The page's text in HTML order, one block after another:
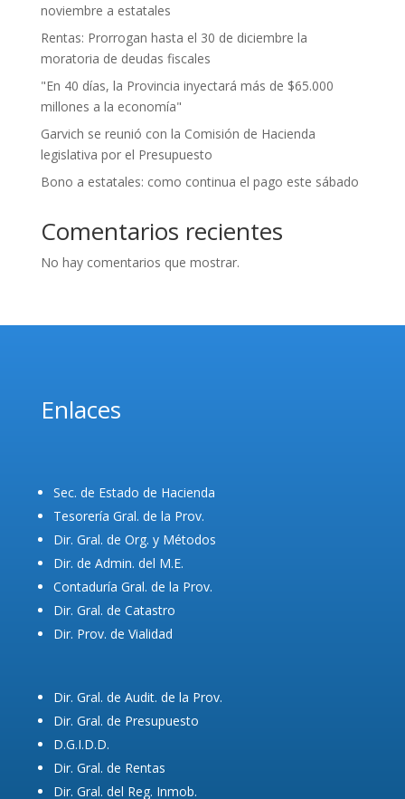
noviembre a estatales
Rentas: Prorrogan hasta el 30 de diciembre la
moratoria de deudas fiscales
"En 40 días, la Provincia inyectará más de $65.000
millones a la economía"
Garvich se reunió con la Comisión de Hacienda
legislativa por el Presupuesto
Bono a estatales: como continua el pago este sábado
Comentarios recientes
No hay comentarios que mostrar.
Enlaces
Sec. de Estado de Hacienda
Tesorería Gral. de la Prov.
Dir. Gral. de Org. y Métodos
Dir. de Admin. del M.E.
Contaduría Gral. de la Prov.
Dir. Gral. de Catastro
Dir. Prov. de Vialidad
Dir. Gral. de Audit. de la Prov.
Dir. Gral. de Presupuesto
D.G.I.D.D.
Dir. Gral. de Rentas
Dir. Gral. del Reg. Inmob.